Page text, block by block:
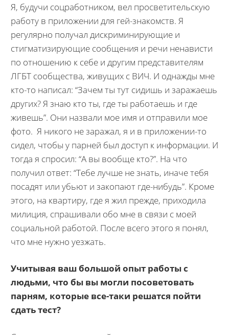
Я, будучи соцработником, вел просветительскую
работу в приложении для гей-знакомств. Я
регулярно получал дискриминирующие и
стигматизирующие сообщения и речи ненависти
по отношению к себе и другим представителям
ЛГБТ сообщества, живущих с ВИЧ. И однажды мне
кто-то написал: “Зачем ты тут сидишь и заражаешь
других? Я знаю кто ты, где ты работаешь и где
живешь”. Они назвали мое имя и отправили мое
фото. Я никого не заражал, я и в приложении-то
сидел, чтобы у парней был доступ к информации. И
тогда я спросил: “А вы вообще кто?”. На что
получил ответ: “Тебе лучше не знать, иначе тебя
посадят или убьют и закопают где-нибудь”. Кроме
этого, на квартиру, где я жил прежде, приходила
милиция, спрашивали обо мне в связи с моей
социальной работой. После всего этого я понял,
что мне нужно уезжать.
Учитывая ваш большой опыт работы с
людьми, что бы вы могли посоветовать
парням, которые все-таки решатся пойти
сдать тест?